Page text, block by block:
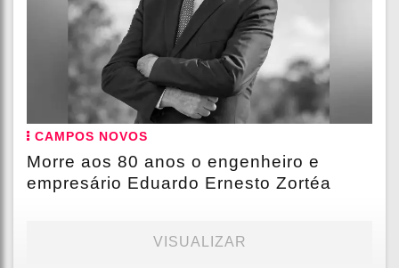
CAMPOS NOVOS
Morre aos 80 anos o engenheiro e
empresário Eduardo Ernesto Zortéa
VISUALIZAR